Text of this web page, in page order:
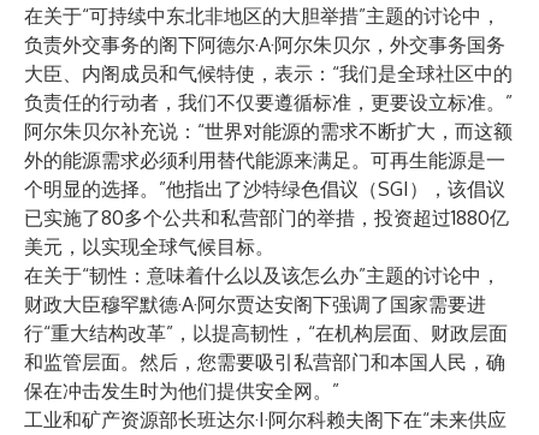
在关于“可持续中东北非地区的大胆举措”主题的讨论中，
负责外交事务的阁下阿德尔·A·阿尔朱贝尔，外交事务国务
大臣、内阁成员和气候特使，表示：“我们是全球社区中的
负责任的行动者，我们不仅要遵循标准，更要设立标准。”
阿尔朱贝尔补充说：“世界对能源的需求不断扩大，而这额
外的能源需求必须利用替代能源来满足。可再生能源是一
个明显的选择。”他指出了沙特绿色倡议（SGI），该倡议
已实施了80多个公共和私营部门的举措，投资超过1880亿
美元，以实现全球气候目标。
在关于“韧性：意味着什么以及该怎么办”主题的讨论中，
财政大臣穆罕默德·A·阿尔贾达安阁下强调了国家需要进
行“重大结构改革”，以提高韧性，“在机构层面、财政层面
和监管层面。然后，您需要吸引私营部门和本国人民，确
保在冲击发生时为他们提供安全网。”
工业和矿产资源部长班达尔·I·阿尔科赖夫阁下在“未来供应